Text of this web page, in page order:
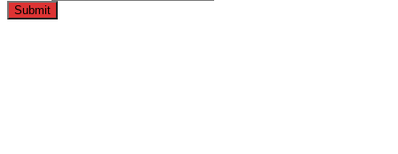
Submit